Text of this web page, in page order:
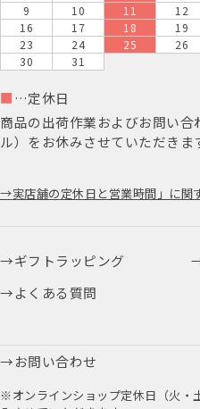
9
10 11 12
16
17 18 19
23
24 25 26
30
31
■ …定休日
商品の出荷作業およびお問い合
ル）をお休みさせていただきま
実店舗の定休日と営業時間」に関
ギフトラッピング
よくある質問
お問い合わせ
※オンラインショップ定休日（火・